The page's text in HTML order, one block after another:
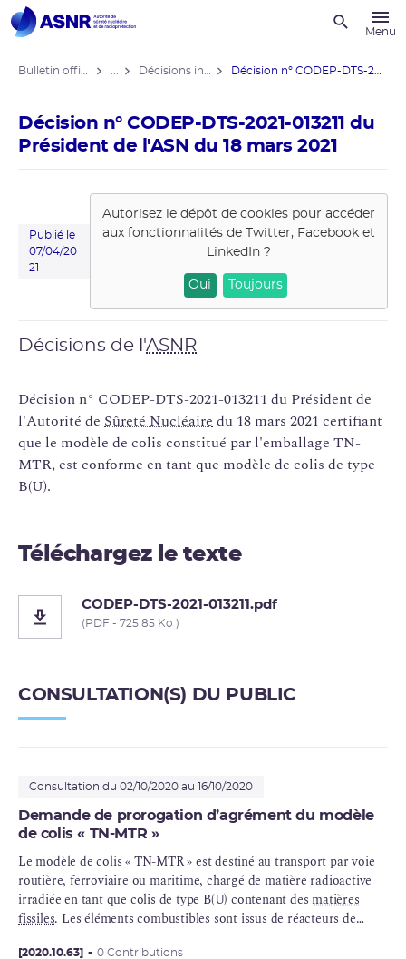
Menu
Décision n° CODEP-DTS-2021-013211 du
Président de l'ASN du 18 mars 2021
Publié le
07/04/20
21
Autorisez le dépôt de cookies pour accéder
aux fonctionnalités de Twitter, Facebook et
LinkedIn?
Oui Toujours
Décisions de l'ASNR
Décision n° CODEP-DTS-2021-013211 du Président de
l'Autorité de Sûreté Nucléairedu 18 mars 2021 certifiant
que le modèle de colis constitué par l'emballage TN-
MTR, est conforme en tant que modèle de colis de type
B(U).
Téléchargez le texte
CODEP-DTS-2021-013211.pdf
(PDF - 725.85 Ko )
CONSULTATION(S) DU PUBLIC
Consultation du 02/10/2020 au 16/10/2020
Demande de prorogation d’agrément du modèle
de colis « TN-MTR »
Le modèle de colis « TN-MTR » est destiné au transport par voie
routière, ferroviaire ou maritime, chargé de matière radioactive
irradiée en tant que colis de type B(U) contenant desmatières
fissiles. Les éléments combustibles sont issus de réacteurs de
[2020.10.63] 0 Contributions